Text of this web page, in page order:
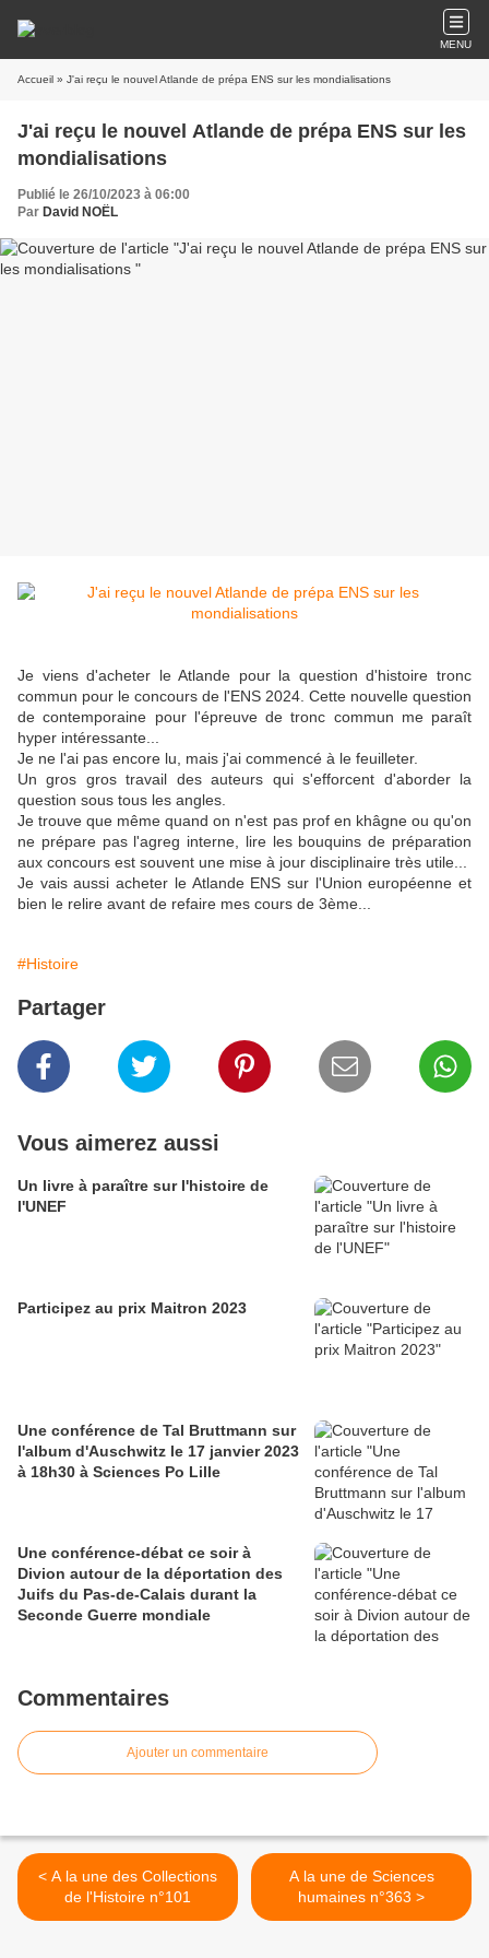
MENU
Accueil » J'ai reçu le nouvel Atlande de prépa ENS sur les mondialisations
J'ai reçu le nouvel Atlande de prépa ENS sur les
mondialisations
Publié le 26/10/2023 à 06:00
Par David NOËL
Je viens d'acheter le Atlande pour la question d'histoire tronc
commun pour le concours de l'ENS 2024. Cette nouvelle question
de contemporaine pour l'épreuve de tronc commun me paraît
hyper intéressante...
Je ne l'ai pas encore lu, mais j'ai commencé à le feuilleter.
Un gros gros travail des auteurs qui s'efforcent d'aborder la
question sous tous les angles.
Je trouve que même quand on n'est pas prof en khâgne ou qu'on
ne prépare pas l'agreg interne, lire les bouquins de préparation
aux concours est souvent une mise à jour disciplinaire très utile...
Je vais aussi acheter le Atlande ENS sur l'Union européenne et
bien le relire avant de refaire mes cours de 3ème...
#Histoire
Partager
Vous aimerez aussi
Un livre à paraître sur l'histoire de
l'UNEF
Participez au prix Maitron 2023
Une conférence de Tal Bruttmann sur
l'album d'Auschwitz le 17 janvier 2023
à 18h30 à Sciences Po Lille
Une conférence-débat ce soir à
Divion autour de la déportation des
Juifs du Pas-de-Calais durant la
Seconde Guerre mondiale
Commentaires
Ajouter un commentaire
< A la une des Collections
de l'Histoire n°101
A la une de Sciences
humaines n°363 >